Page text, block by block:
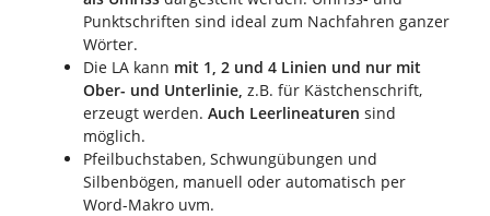
Punktschriften sind ideal zum Nachfahren ganzer
Wörter.
Die LA kann mit 1, 2 und 4 Linien und nur mit
Ober- und Unterlinie, z.B. für Kästchenschrift,
erzeugt werden. Auch Leerlineaturen sind
möglich.
Pfeilbuchstaben, Schwungübungen und
Silbenbögen, manuell oder automatisch per
Word-Makro uvm.